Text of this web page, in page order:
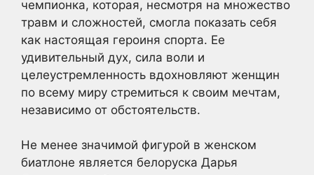
чемпионка, которая, несмотря на множество
травм и сложностей, смогла показать себя
как настоящая героиня спорта. Ее
удивительный дух, сила воли и
целеустремленность вдохновляют женщин
по всему миру стремиться к своим мечтам,
независимо от обстоятельств.
Не менее значимой фигурой в женском
биатлоне является белоруска Дарья